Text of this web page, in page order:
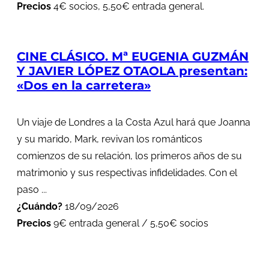
Precios 4€ socios, 5,50€ entrada general.
CINE CLÁSICO. Mª EUGENIA GUZMÁN
Y JAVIER LÓPEZ OTAOLA presentan:
«Dos en la carretera»
Un viaje de Londres a la Costa Azul hará que Joanna
y su marido, Mark, revivan los románticos
comienzos de su relación, los primeros años de su
matrimonio y sus respectivas infidelidades. Con el
paso ...
¿Cuándo? 18/09/2026
Precios 9€ entrada general / 5,50€ socios